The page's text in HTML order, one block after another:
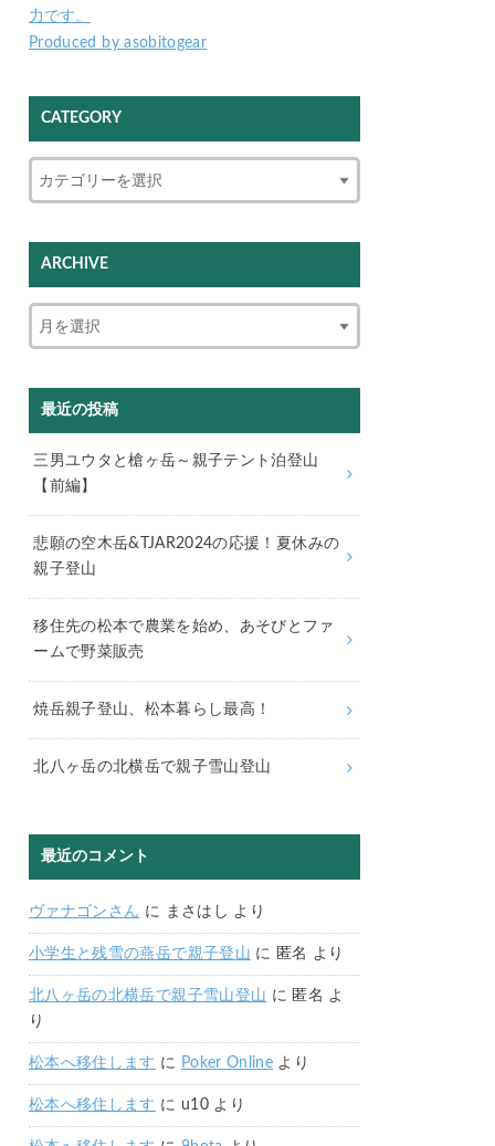
力です。
Produced by asobitogear
CATEGORY
ARCHIVE
最近の投稿
三男ユウタと槍ヶ岳～親子テント泊登山
【前編】
悲願の空木岳&TJAR2024の応援！夏休みの
親子登山
移住先の松本で農業を始め、あそびとファ
ームで野菜販売
焼岳親子登山、松本暮らし最高！
北八ヶ岳の北横岳で親子雪山登山
最近のコメント
ヴァナゴンさん に まさはし より
小学生と残雪の燕岳で親子登山 に 匿名 より
北八ヶ岳の北横岳で親子雪山登山 に 匿名 よ
り
松本へ移住します に Poker Online より
松本へ移住します に u10より